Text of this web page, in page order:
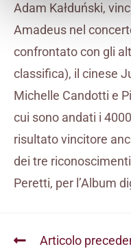
Adam Kałduński,
Amadeus nel
confrontato con gli
classifica), il cinese
Michelle Candotti e
cui sono andati i
risultato vincitore
dei tre
Peretti, per l’Album
Articolo